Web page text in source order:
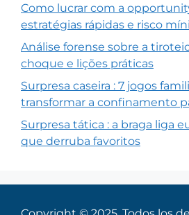
Como lucrar com a
estratégias rápidas e risco
Análise forense sobre a
choque e lições práticas
Surpresa caseira : 7 jogos
transformar a confinamento
Surpresa tática : a braga liga
que derruba favoritos